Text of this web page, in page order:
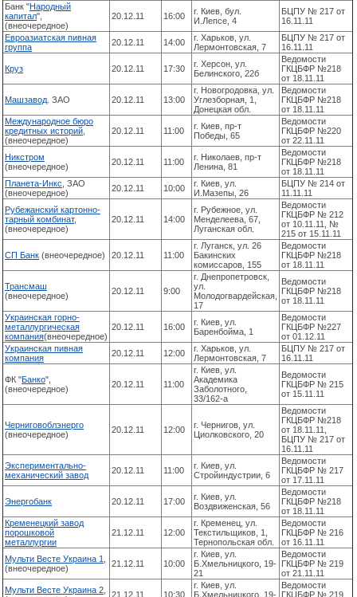
Банк "Народный
капитал",
(внеочередное)
20.12.11 16:00
г. Киев, бул.
И.Лепсе, 4
БЦПУ № 217 от
16.11.11
Евроазиатская пивная
группа
20.12.11 14:00
г. Харьков, ул.
Лермонтовская, 7
БЦПУ № 217 от
16.11.11
Круз 20.12.11 17:30
г. Херсон, ул.
Белинского, 22б
Ведомости
ГКЦБФР №218
от 18.11.11
Машзавод . ЗАО 20.12.11 13:00
г. Новогродовка, ул.
Углезборная, 1,
Донецкая обл.
Ведомости
ГКЦБФР №218
от 18.11.11
Международное бюро
кредитных историй
(внеочередное)
20.12.11 11:00
г. Киев, пр-т
Победы, 65
Ведомости
ГКЦБФР №220
от 22.11.11
Никстром
(внеочередное)
20.12.11 11:00
г. Николаев, пр-т
Ленина, 81
Ведомости
ГКЦБФР №218
от 18.11.11
Планета-Инкс , ЗАО
(внеочередное)
20.12.11 10:00
г. Киев, ул.
И.Мазепы, 26
БЦПУ № 214 от
11.11.11
Рубежанский картонно-
тарный комбинат,
(внеочередное)
20.12.11 14:00
г. Рубежное, ул.
Менделеева, 67,
Луганская обл.
Ведомости
ГКЦБФР № 212
от 10.11.11, №
215 от 15.11.11
СП Банк (внеочередное) 20.12.11 11:00
г. Луганск, ул. 26
Бакинских
комиссаров, 155
Ведомости
ГКЦБФР №218
от 18.11.11
Трансмаш
(внеочередное)
20.12.11 9:00
г. Днепропетровск,
ул.
Молодогвардейская,
17
Ведомости
ГКЦБФР №218
от 18.11.11
Украинская горно-
металлургическая
компания(внеочередное)
20.12.11 16:00
г. Киев, ул.
Баренбойма, 1
Ведомости
ГКЦБФР №227
от 01.12.11
Украинская пивная
компания
20.12.11 12:00
г. Харьков, ул.
Лермонтовская, 7
БЦПУ № 217 от
16.11.11
ФК "Банко",
(внеочередное)
20.12.11 11:00
г. Киев, ул.
Академика
Заболотного,
33/162-а
Ведомости
ГКЦБФР № 215
от 15.11.11
Черниговоблэнерго
(внеочередное)
20.12.11 12:00
г. Чернигов, ул.
Циолковского, 20
Ведомости
ГКЦБФР №218
от 18.11.11,
БЦПУ № 217 от
16.11.11
Экспериментально-
механический завод
20.12.11 11:00
г. Киев, ул.
Стройиндустрии, 6
Ведомости
ГКЦБФР № 217
от 17.11.11
Энергобанк 20.12.11 17:00
г. Киев, ул.
Воздвиженская, 56
Ведомости
ГКЦБФР №218
от 18.11.11
Кременецкий завод
порошковой
металлургии
21.12.11 12:00
г. Кременец, ул.
Текстильщиков, 1,
Тернопольская обл.
Ведомости
ГКЦБФР № 216
от 16.11.11
Мульти Весте Украина 1
(внеочередное)
21.12.11 10:00
г. Киев, ул.
Б.Хмельницкого, 19-
21
Ведомости
ГКЦБФР № 219
от 21.11.11
Мульти Весте Украина 2
21.12.11 10:30
г. Киев, ул.
Б.Хмельницкого, 19-
Ведомости
ГКЦБФР № 219